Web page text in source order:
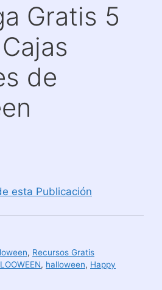
Gratis 5
de
esta Publicación
, Recursos Gratis
, halloween, Happy